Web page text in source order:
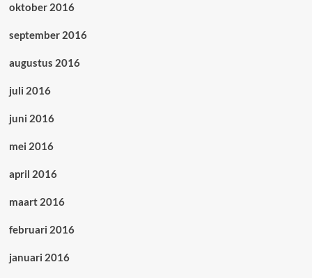
oktober 2016
september 2016
augustus 2016
juli 2016
juni 2016
mei 2016
april 2016
maart 2016
februari 2016
januari 2016